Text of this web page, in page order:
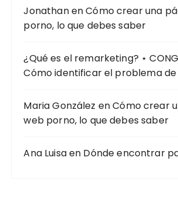
JonathanenCómo crear una
porno, lo que debes saber
¿Qué es el remarketing? ⋆
Cómo identificar el problema
Maria González enCómo crear
web porno, lo que debes saber
Ana Luisaen Dónde encontrar